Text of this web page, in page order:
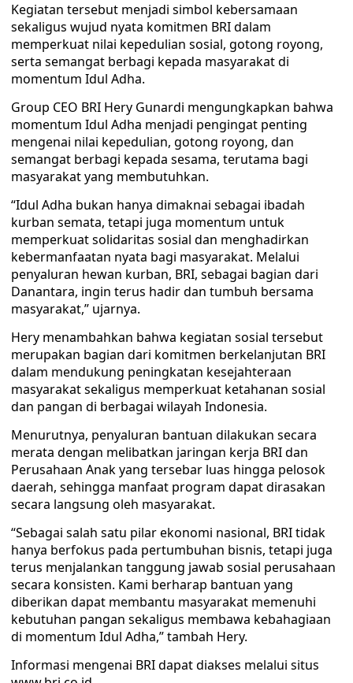
Kegiatan tersebut menjadi simbol kebersamaan
sekaligus wujud nyata komitmen BRI dalam
memperkuat nilai kepedulian sosial, gotong royong,
serta semangat berbagi kepada masyarakat di
momentum Idul Adha.
Group CEO BRI Hery Gunardi mengungkapkan bahwa
momentum Idul Adha menjadi pengingat penting
mengenai nilai kepedulian, gotong royong, dan
semangat berbagi kepada sesama, terutama bagi
masyarakat yang membutuhkan.
“Idul Adha bukan hanya dimaknai sebagai ibadah
kurban semata, tetapi juga momentum untuk
memperkuat solidaritas sosial dan menghadirkan
kebermanfaatan nyata bagi masyarakat. Melalui
penyaluran hewan kurban, BRI, sebagai bagian dari
Danantara, ingin terus hadir dan tumbuh bersama
masyarakat,” ujarnya.
Hery menambahkan bahwa kegiatan sosial tersebut
merupakan bagian dari komitmen berkelanjutan BRI
dalam mendukung peningkatan kesejahteraan
masyarakat sekaligus memperkuat ketahanan sosial
dan pangan di berbagai wilayah Indonesia.
Menurutnya, penyaluran bantuan dilakukan secara
merata dengan melibatkan jaringan kerja BRI dan
Perusahaan Anak yang tersebar luas hingga pelosok
daerah, sehingga manfaat program dapat dirasakan
secara langsung oleh masyarakat.
“Sebagai salah satu pilar ekonomi nasional, BRI tidak
hanya berfokus pada pertumbuhan bisnis, tetapi juga
terus menjalankan tanggung jawab sosial perusahaan
secara konsisten. Kami berharap bantuan yang
diberikan dapat membantu masyarakat memenuhi
kebutuhan pangan sekaligus membawa kebahagiaan
di momentum Idul Adha,” tambah Hery.
Informasi mengenai BRI dapat diakses melalui situs